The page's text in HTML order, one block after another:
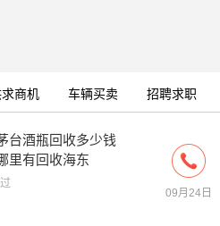
商机 车辆买卖 招聘求职
台酒瓶回收多少钱
里有回收海东
09月24日